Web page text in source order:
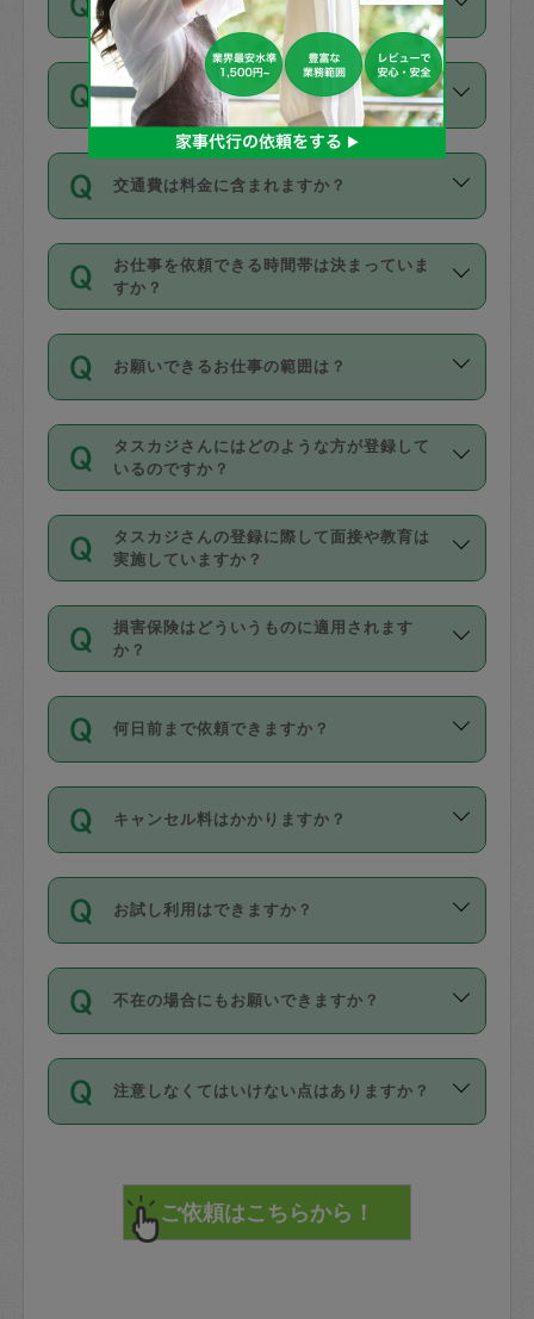
の上事前申請することが必要です。な
お、3時間を下回っても、値引き等はござ
いません。
身が価格を選んで設定しています。
タスカジさんの価格設定には最初は制限
があり、レビュー件数、レビューの平均
値、などで除々に設定可能な最高額が上
がっていく仕組みになっています。
お支払方法はクレジットカード（Visa／
Master／JCB／AMERICAN EXPRESS／
Diners Club）のみとなります。
カード情報のご登録は、依頼リクエスト
を行う際にご入力ください。プロフィー
ル登録時にはご入力いただかなくても大
丈夫です。
デビットカード・プリペイドカード（Vプ
リカ、au WALLETなど）は支払にはご利
銀行振込や現金払いも対応していませ
なお、タスカジさんの交通費も、依頼料
金のご請求と合わせてお支払いとなりま
動計算で表示されます。
同じタスカジさんに定期的にお願いする場
合はお得になる？
依頼には「スポット」と「定期（毎週｜
隔週）」があり、「定期」の依頼は「ス
ポット」よりお得な料金でご利用できま
す。
定期の最低利用回数は設けていない代わ
りに、一定数を超えたキャンセルは有償
（例：毎週定期の場合は３回以上のキャ
ンセルが有償（1200円、隔週定期の場合
は２回以上のキャンセルが有償（1200
交通費は料金に含まれますか？
交通費は依頼料金とは別途発生し、依頼
料金のご請求と合わせてお支払いとなり
ます。交通費の金額は「依頼の詳細」に
お仕事を依頼できる時間帯は決まっていま
すか？
時間帯は3種類あります。いずれも１回あ
たり３時間です。
・ＡＭ ９時～１２時
・ＰＭ １３時～１６時
・夜 １８時～２１時
開始時間を２時間前後変更することが可
能です。依頼送信後、個別にタスカジさ
んにメッセージを送り調整してくださ
い。ただし、２時間を越えての調整はで
時間も被らない場合、損害保険の対象外
お願いできるお仕事の範囲は？
掃除、整理収納、洗濯、買い物、料理、
作り置きです。タスカジさんによってで
きる仕事の範囲が異なりますので、依頼
する前にタスカジさんのプロフィールで
確認してください。
基本的に、高所での作業や危険作業、屋
外での作業は対象外です。
タスカジさんにはどのような方が登録して
いるのですか？
主婦として長年の家事経験をお持ちの
方、栄養士・調理師といった資格者で保
育園や学校の給食やレストランで料理関
係の専門職に従事されていた方、日本で
すでにハウスキーパーや英語の先生とし
てお仕事をしているフィリピン出身の
社員など様々なバックグラウンドの方が
登録しています。
日本語も話せる方など様々です。
ールに記載していますので、各自の得意
を依頼してください。
タスカジさんの登録に際して面接や教育は
実施していますか？
応募の際に、各自事務局との面接と説明
を行っています。その後、身分証明書の
写真提出をしていただいています。外国
確認しています。タスカジさんトレーニ
ング動画を使ったセルフトレーニングの
現場トライアルを受け、合格したタスカ
ジさんが活動されています。
※テストセンターの講評は１件目のレビュ
参考
【詳細】タスカジさんの登録に際
損害保険はどういうものに適用されます
か？
依頼者とタスカジさんとの間でタスカジ
を通して成立した作業時間内での作業に
適用されます。作業範囲は、掃除、洗
です。作業中に物を壊したり、人にけが
をさせたりした場合が対象で、補償金額
す。
写真を撮り、
詳細FAQ：
損害賠償保険について教えて
何日前まで依頼できますか？
ご依頼は、現在を起点に3日後（72時間
以降）の日時から受付可能となっていま
す。
タスカジさんへ「募集」をかけることが
可能です。
キャンセル料はかかりますか？
キャンセル料には、以下の2種類がありま
す。
1. 直前キャンセル（定期、スポット契約
共通）
72時間を超える※と、以下のキャンセル
料が発生します。
直前キャンセル料：
72時間前〜24時間前＝依頼料金の50%
お試し利用はできますか？
「お試し利用」というメニューはありま
せんが、「一回のみ」依頼を活用するこ
とによって、気に入ったタスカジさんを
まず、条件の合う気になるタスカジさ
みてください。
その後、一番気に入ったタスカジさんに
不在の場合にもお願いできますか？
不在の場合の作業はタスカジさんの同意
が必要です。数回の依頼ののち、タスカ
ジさんと依頼者の間で十分な信頼関係が
てください。
不在時に部屋に入るためにタスカジさん
注意しなくてはいけない点はありますか？
で、必ず鍵のかかるロッカーや金庫に入
れて依頼者の責任の元管理するよう心掛
けてください。